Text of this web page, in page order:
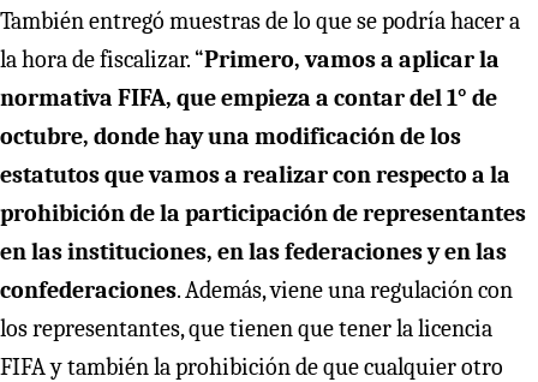
También entregó muestras de lo que se podría hacer a
la hora de fiscalizar. “Primero, vamos a aplicar la
normativa FIFA, que empieza a contar del 1° de
octubre, donde hay una modificación de los
estatutos que vamos a realizar con respecto a la
prohibición de la participación de representantes
en las instituciones, en las federaciones y en las
confederaciones. Además, viene una regulación con
los representantes, que tienen que tener la licencia
FIFA y también la prohibición de que cualquier otro